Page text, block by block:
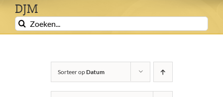
DJM
Zoeken
naar:
Sorteer opDatum